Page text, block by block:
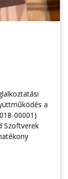
a
00001)
Szoftverek